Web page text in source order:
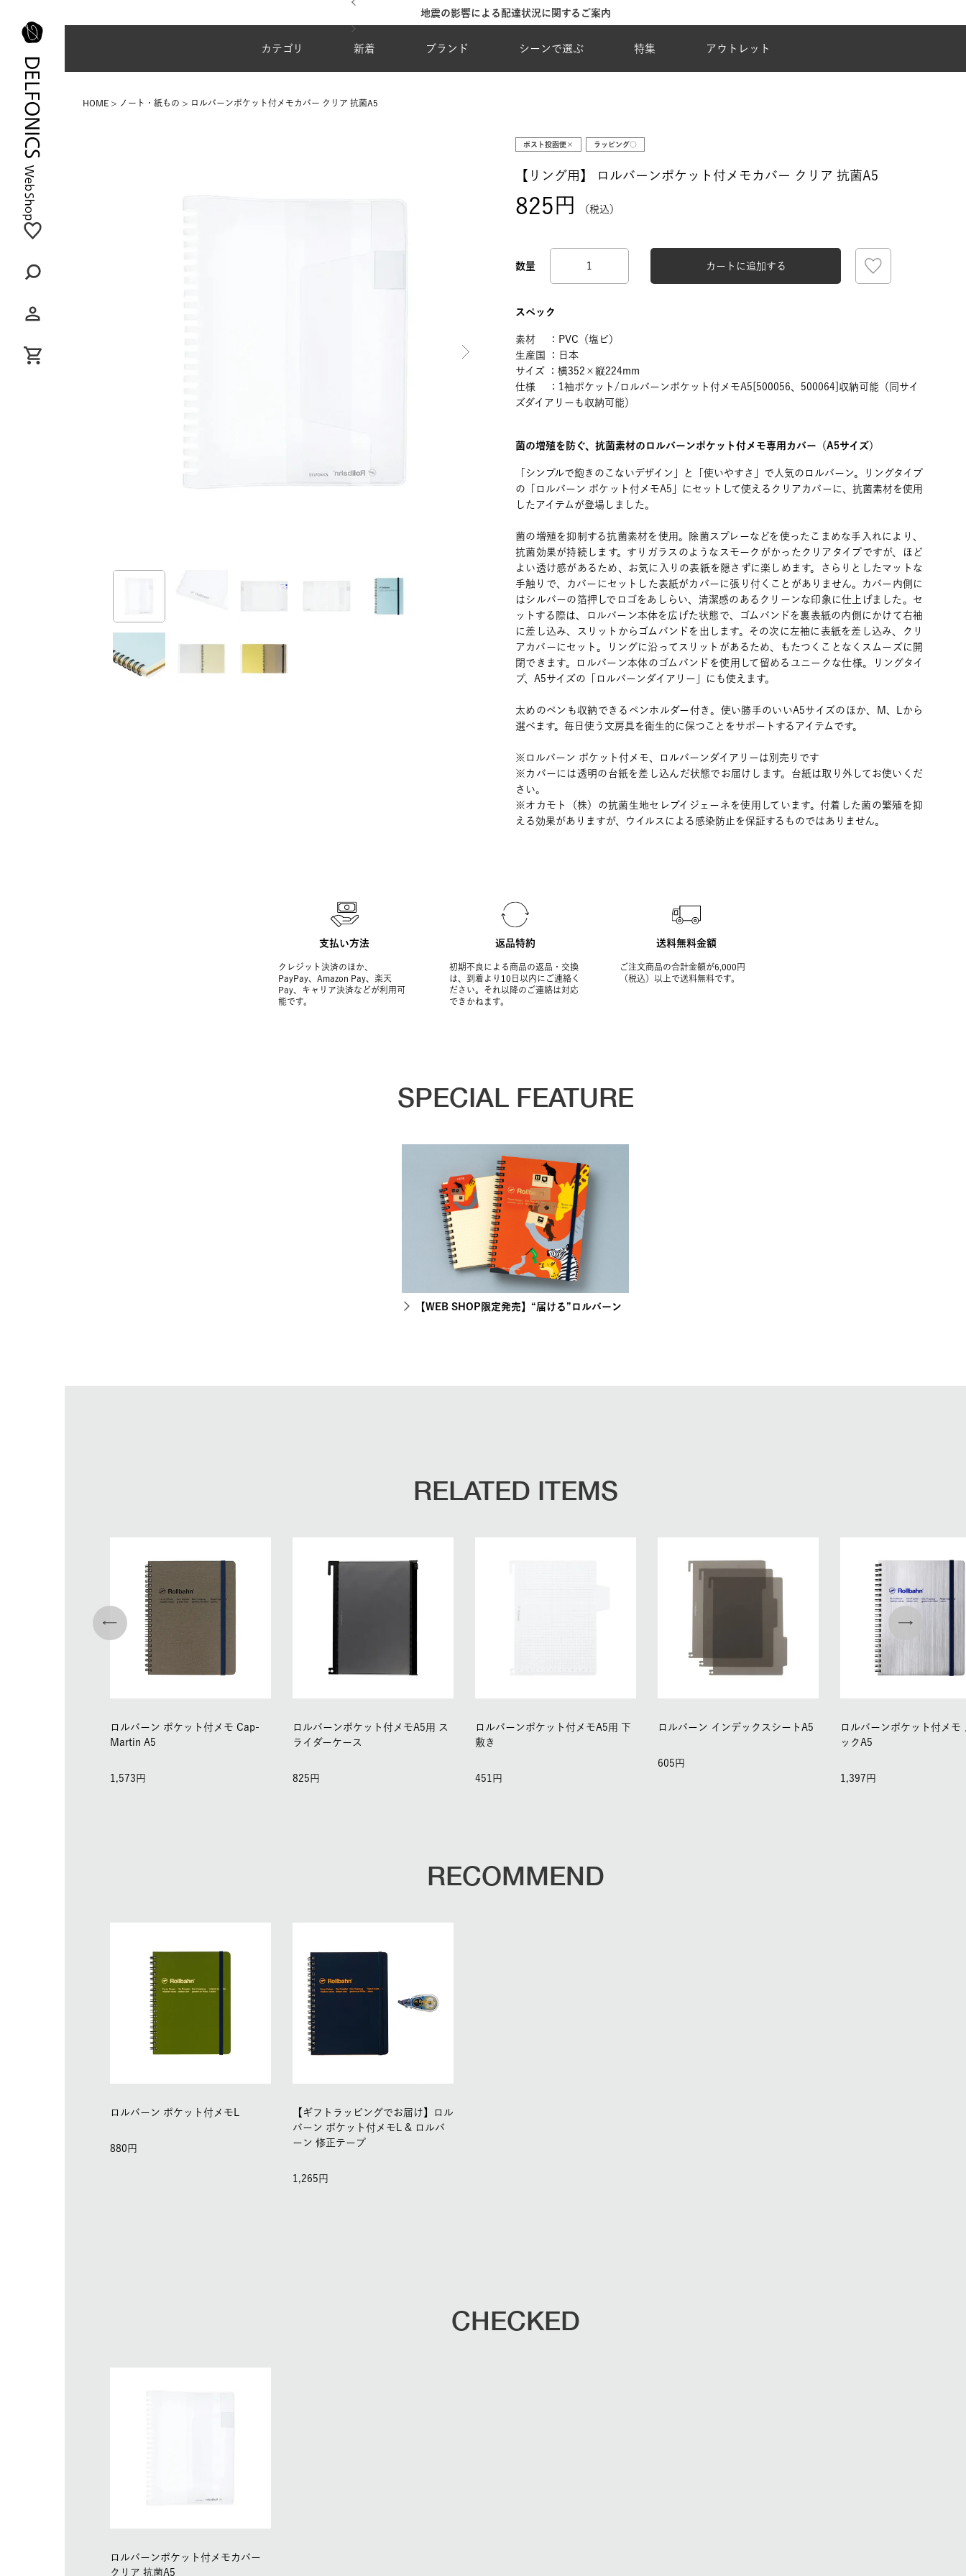
地震の影響による配達状況に関するご案内
カテゴリ 新着 ブランド シーンで選ぶ 特集 アウトレット
HOME ノート・紙もの ロルバーンポケット付メモカバー クリア 抗菌A5
ポスト投函便× ラッピング○
【リング用】 ロルバーンポケット付メモカバー クリア 抗菌A5
825 税込
カートに追加する
スペック
素材 ：PVC（塩ビ）
生産国 ：日本
サイズ ：横352×縦224mm
仕様 ：1袖ポケット/ロルバーンポケット付メモA5[500056、500064]収納可能（同サイ
ズダイアリーも収納可能）
菌の増殖を防ぐ、抗菌素材のロルバーンポケット付メモ専用カバー（A5サイズ）
「シンプルで飽きのこないデザイン」と「使いやすさ」で人気のロルバーン。リングタイプ
の「ロルバーン ポケット付メモA5」にセットして使えるクリアカバーに、抗菌素材を使用
したアイテムが登場しました。
菌の増殖を抑制する抗菌素材を使用。除菌スプレーなどを使ったこまめな手入れにより、
抗菌効果が持続します。すりガラスのようなスモークがかったクリアタイプですが、ほど
よい透け感があるため、お気に入りの表紙を隠さずに楽しめます。さらりとしたマットな
手触りで、カバーにセットした表紙がカバーに張り付くことがありません。カバー内側に
はシルバーの箔押しでロゴをあしらい、清潔感のあるクリーンな印象に仕上げました。セ
ットする際は、ロルバーン本体を広げた状態で、ゴムバンドを裏表紙の内側にかけて右袖
に差し込み、スリットからゴムバンドを出します。その次に左袖に表紙を差し込み、クリ
アカバーにセット。リングに沿ってスリットがあるため、もたつくことなくスムーズに開
閉できます。ロルバーン本体のゴムバンドを使用して留めるユニークな仕様。リングタイ
プ、A5サイズの「ロルバーンダイアリー」にも使えます。
太めのペンも収納できるペンホルダー付き。使い勝手のいいA5サイズのほか、M、Lから
選べます。毎日使う文房具を衛生的に保つことをサポートするアイテムです。
※ロルバーン ポケット付メモ、ロルバーンダイアリーは別売りです
※カバーには透明の台紙を差し込んだ状態でお届けします。台紙は取り外してお使いくだ
さい。
※オカモト（株）の抗菌生地セレブイジェーネを使用しています。付着した菌の繁殖を抑
える効果がありますが、ウイルスによる感染防止を保証するものではありません。
支払い方法
クレジット決済のほか、
PayPay、Amazon Pay、楽天
Pay、キャリア決済などが利用可
能です。
返品特約
初期不良による商品の返品・交換
は、到着より10日以内にご連絡く
ださい。それ以降のご連絡は対応
できかねます。
送料無料金額
ご注文商品の合計金額が6,000円
（税込）以上で送料無料です。
SPECIAL FEATURE
【WEB SHOP限定発売】“届ける”ロルバーン
RELATED ITEMS
ロルバーン ポケット付メモ Cap-
Martin A5
1,573
ロルバーンポケット付メモA5用 ス
ライダーケース
825
ロルバーンポケット付メモA5用 下
敷き
451
ロルバーン インデックスシートA5
605
ロルバーンポケット付メモ
ックA5
1,397
RECOMMEND
ロルバーン ポケット付メモL
880
【ギフトラッピングでお届け】ロル
バーン ポケット付メモL & ロルバ
ーン 修正テープ
1,265
CHECKED
ロルバーンポケット付メモカバー
クリア 抗菌A5